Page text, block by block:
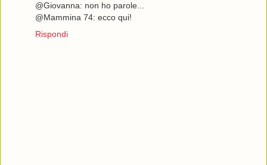
@Giovanna: non ho parole...
@Mammina 74: ecco qui!
Rispondi